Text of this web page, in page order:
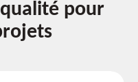
pour